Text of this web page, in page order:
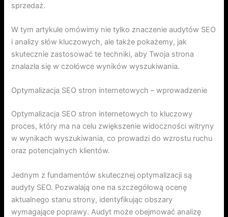
sprzedaż.
W tym artykule omówimy nie tylko znaczenie audytów SEO
i analizy słów kluczowych, ale także pokażemy, jak
skutecznie zastosować te techniki, aby Twoja strona
znalazła się w czołówce wyników wyszukiwania.
Optymalizacja SEO stron internetowych – wprowadzenie
Optymalizacja SEO stron internetowych to kluczowy
proces, który ma na celu zwiększenie widoczności witryny
w wynikach wyszukiwania, co prowadzi do wzrostu ruchu
oraz potencjalnych klientów.
Jednym z fundamentów skutecznej optymalizacji są
audyty SEO. Pozwalają one na szczegółową ocenę
aktualnego stanu strony, identyfikując obszary
wymagające poprawy. Audyt może obejmować analizę